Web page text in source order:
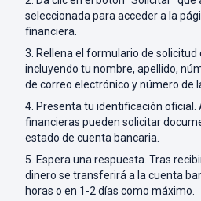
seleccionada para acceder a la
financiera.
Rellena el formulario de
incluyendo tu nombre, apellido,
de correo electrónico y número de
Presenta tu identificación oficial.
financieras pueden solicitar
estado de cuenta bancaria.
Espera una respuesta. Tras
dinero se transferirá a la cuenta
horas o en 1-2 días como máximo.